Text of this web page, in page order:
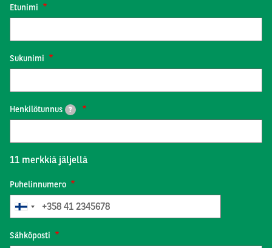
Etunimi
Sukunimi
Henkilötunnus ?
11 merkkiä jäljellä
Puhelinnumero
Sähköposti